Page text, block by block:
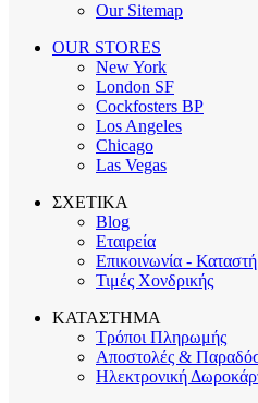
Our Sitemap
OUR STORES
New York
London SF
Cockfosters BP
Los Angeles
Chicago
Las Vegas
ΣΧΕΤΙΚΑ
Blog
Εταιρεία
Επικοινωνία -
Τιμές Χονδρικής
ΚΑΤΑΣΤΗΜΑ
Τρόποι Πληρωμής
Αποστολές &
Ηλεκτρονική